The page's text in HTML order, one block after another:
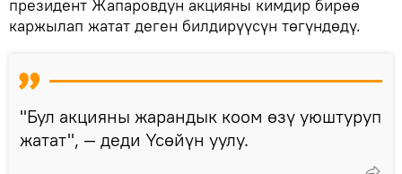
президент Жапаровдун акцияны кимдир бирөө
каржылап жатат деген билдирүүсүн төгүндөдү.
"Бул акцияны жарандык коом өзү уюштуруп
жатат", — деди Үсөйүн уулу.